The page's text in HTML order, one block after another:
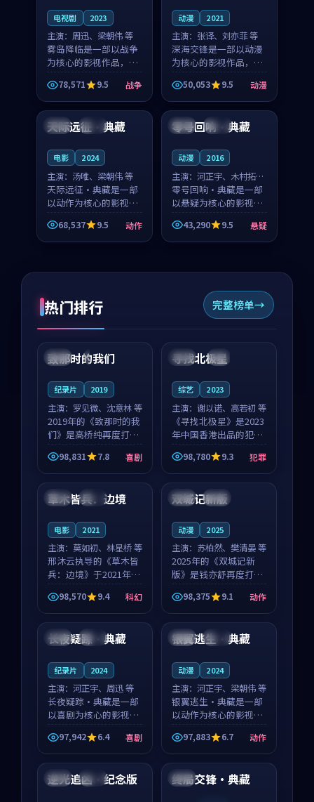
电视剧 2023
主演： 周迅、梁朝伟 等
雾岛降临是一部以战争
为核心的影视作品，围
绕危机、反转与人物成
长展开，整体节奏紧
凑，值得推荐观看。
78,571 9.5 战争
动漫 2021
主演： 张译、刘亦菲 等
深海交锋是一部以动漫
为核心的影视作品，围
绕危机、反转与人物成
长展开，整体节奏紧
凑，值得推荐观看。
50,053 9.5 动漫
英国 院线
天际远征·典藏
电影 2024
主演： 汤唯、梁朝伟 等
天际远征·典藏是一部
以动作为核心的影视作
品，围绕危机、反转与
人物成长展开，整体节
奏紧凑，值得推荐观
68,537 9.5 动作
韩国 热播
零号回响·典藏
动漫 2016
主演： 河正宇、木村拓哉
等
零号回响·典藏是一部
以悬疑为核心的影视作
品，围绕危机、反转与
人物成长展开，整体节
奏紧凑，值得推荐观
43,290 9.5 悬疑
热门排行 完整榜单
中国 4K
99:22
致那时的我们
纪录片 2019
主演： 罗见微、沈意林 等
2019年的《致那时的我
们》是高桥纯再度打磨
的喜剧佳作。中国大陆
的取景与都市寓言的氛
围相互成就，罗见微与
沈意林的对手戏自然克
制，让整部影片在悬
98,831 7.8 喜剧
中国 4K
99:18
寻找北极星
综艺 2023
主演： 谢以诺、高若初 等
《寻找北极星》是2023
年中国香港出品的犯罪
新作，主创团队希望用
公路冒险的故事让观众
停下来想一想。谢以诺
领衔，高若初担任重要
角色，戚南柯的叙事
98,780 9.3 犯罪
泰国 独播
草木皆兵：边境
电影 2021
主演： 莫如初、林星桥 等
邢沐云执导的《草木皆
兵：边境》于2021年面
世，泰国的城市气质与
校园青春的人物心境共
同构筑了影片基调。莫
如初、林星桥用细腻的
表演撑起整部科幻电
98,570 9.4 科幻
中国 独播
双城记新版
动漫 2025
主演： 苏柏然、樊清晏 等
2025年的《双城记新
版》是钱亦舒再度打磨
的动作佳作。中国大陆
的取景与沙漠探险的氛
围相互成就，苏柏然与
樊清晏的对手戏自然克
制，让整部影片在悬念
98,375 9.1 动作
中国 院线
长夜疑踪·典藏
纪录片 2024
主演： 河正宇、周迅 等
长夜疑踪·典藏是一部
以喜剧为核心的影视作
品，围绕危机、反转与
人物成长展开，整体节
奏紧凑，值得推荐观
看。
97,942 6.4 喜剧
英国 热播
银翼逃生·典藏
动漫 2024
主演： 河正宇、梁朝伟 等
银翼逃生·典藏是一部
以动作为核心的影视作
品，围绕危机、反转与
人物成长展开，整体节
奏紧凑，值得推荐观
看。
97,883 6.7 动作
英国 高分
逆光追凶·纪念版
中国
终局交锋·典藏